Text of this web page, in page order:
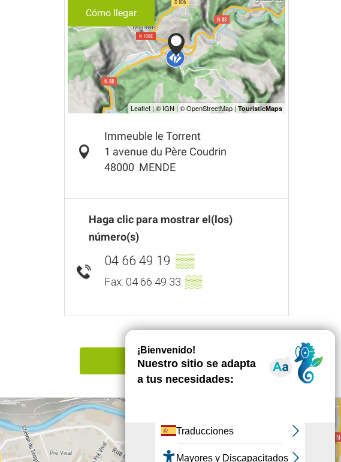
Cómo llegar
Immeuble le Torrent
1 avenue du Père Coudrin
48000 MENDE
Haga clic para mostrar el(los)
número(s)
04 66 49 19 ▒▒
Fax: 04 66 49 33 ▒▒
Señalar un error